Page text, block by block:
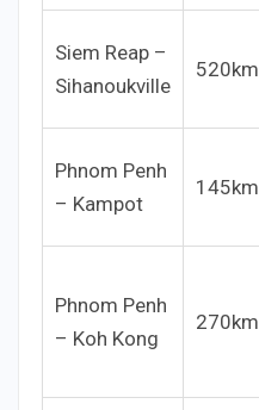
Siem Reap –
Sihanoukville
520km
Phnom Penh
– Kampot
145km
Phnom Penh
– Koh Kong
270km